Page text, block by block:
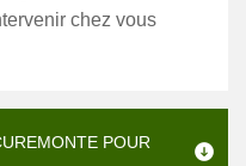
chez vous
POUR